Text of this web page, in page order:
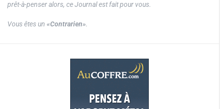
prêt-à-penser alors, ce Journal est fait pour vous.
Vous êtes un «Contrarien».